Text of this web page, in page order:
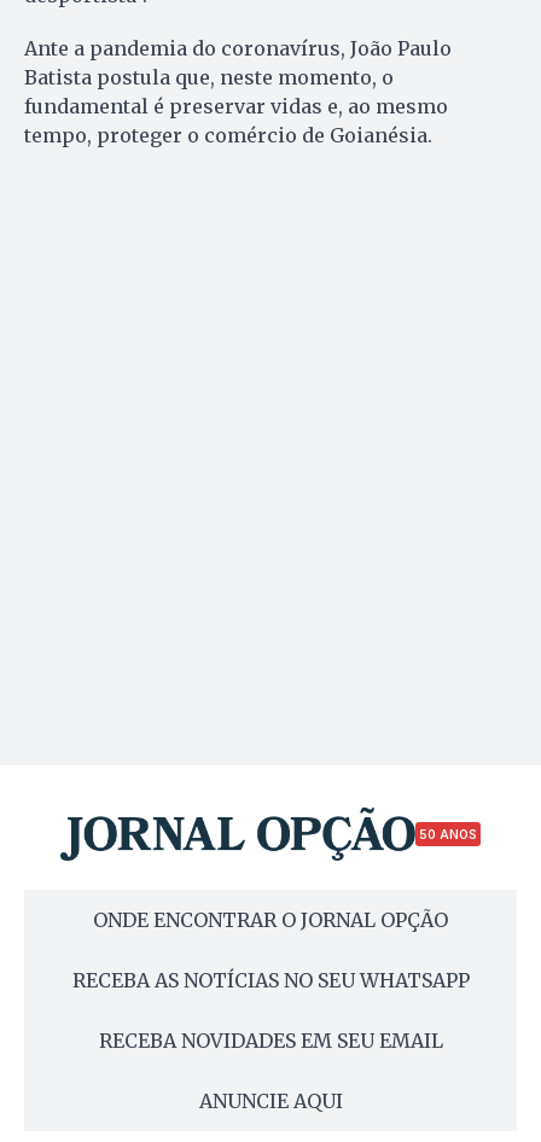
Ante a pandemia do coronavírus, João Paulo
Batista postula que, neste momento, o
fundamental é preservar vidas e, ao mesmo
tempo, proteger o comércio de Goianésia.
50 ANOS
ONDE ENCONTRAR O JORNAL OPÇÃO
RECEBA AS NOTÍCIAS NO SEU WHATSAPP
RECEBA NOVIDADES EM SEU EMAIL
ANUNCIE AQUI